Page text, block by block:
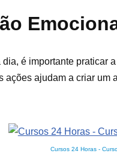
é importante praticar
ações ajudam a criar
Cursos 24 Horas -